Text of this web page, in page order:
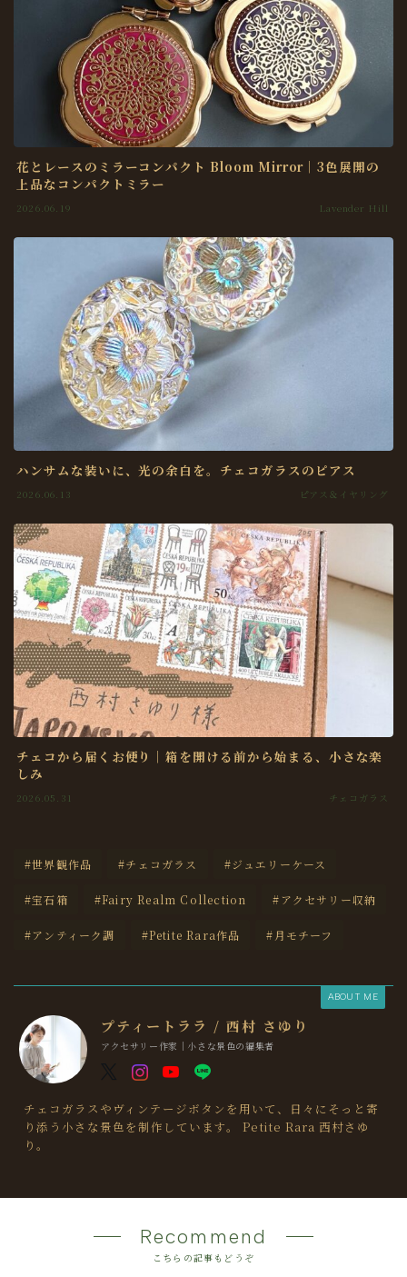
花とレースのミラーコンパクト Bloom Mirror｜3色展開の
上品なコンパクトミラー
2026.06.19 Lavender Hill
ハンサムな装いに、光の余白を。チェコガラスのピアス
2026.06.13 ピアス＆イヤリング
チェコから届くお便り｜箱を開ける前から始まる、小さな楽
しみ
2026.05.31 チェコガラス
#世界観作品 #チェコガラス #ジュエリーケース
#宝石箱 #Fairy Realm Collection #アクセサリー収納
#アンティーク調 #Petite Rara作品 #月モチーフ
ABOUT ME
プティートララ / 西村 さゆり
アクセサリー作家｜小さな景色の編集者
チェコガラスやヴィンテージボタンを用いて、日々にそっと寄
り添う小さな景色を制作しています。 Petite Rara 西村さゆ
り。
Recommend
こちらの記事もどうぞ